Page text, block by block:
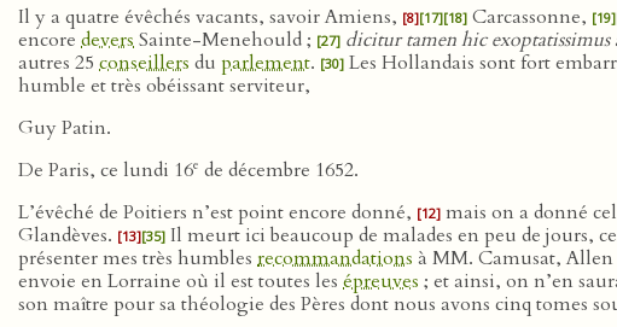
Il y a quatre évêchés vacants, savoir Amiens, [8][17][18] Carcassonne, [19]
encore deversSainte-Menehould ; [27] dicitur tamen hic exoptatissimus
autres 25 conseillers du parlement. [30] Les Hollandais sont fort
humble et très obéissant serviteur,
Guy Patin.
De Paris, ce lundi 16e de décembre 1652.
L’évêché de Poitiers n’est point encore donné, [12] mais on a donné
Glandèves. [13][35] Il meurt ici beaucoup de malades en peu de jours,
présenter mes très humbles recommandations à MM. Camusat,
envoie en Lorraine où il est toutes les épreuves ; et ainsi, on n’en
son maître pour sa théologie des Pères dont nous avons cinq tomes